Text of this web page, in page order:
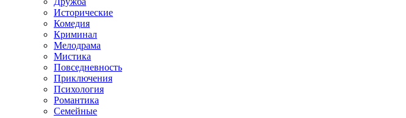
Исторические
Комедия
Криминал
Мелодрама
Мистика
Повседневность
Приключения
Психология
Романтика
Семейные